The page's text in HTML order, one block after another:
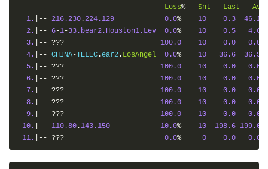
Loss% Snt Last
Avg
1.
|-- 216.230 .224.129 0.0% 10 0.3
46.1
2.
|-- 6-1-33.bear2.Houston1.Lev 0.0% 10 0.5
4.6
3.
|-- ??? 100.0 10 0.0
0.0
4.
|-- CHINA-TELEC .ear2 . LosAngel 0.0% 10 36.6
36.5
5.
|-- ??? 100.0 10 0.0
0.0
6.
|-- ??? 100.0 10 0.0
0.0
7.
|-- ??? 100.0 10 0.0
0.0
8.
|-- ??? 100.0 10 0.0
0.0
9.
|-- ??? 100.0 10 0.0
0.0
10.
|-- 110.80 . 143.150 10.0% 10 198.6 199.0
11.
|-- ??? 0.0% 0 0.0 0.0